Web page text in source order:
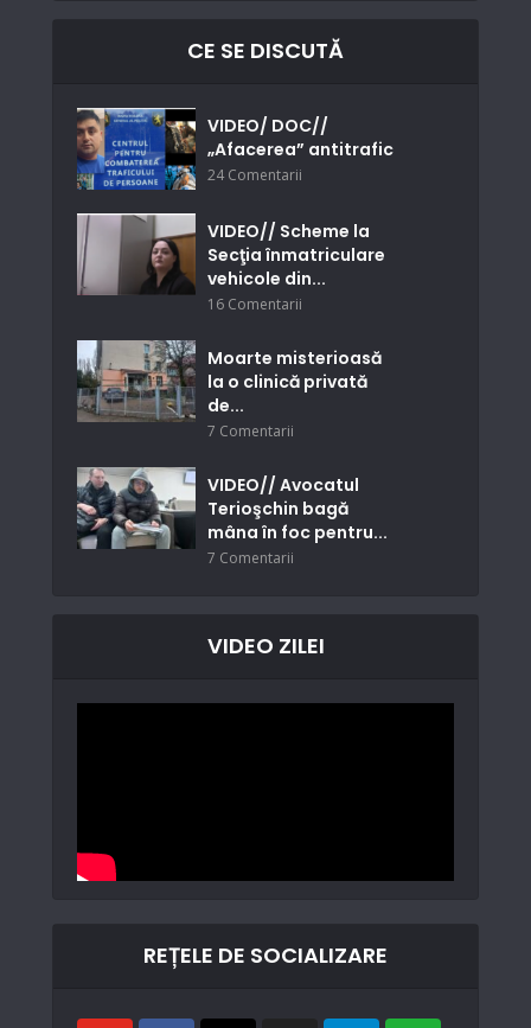
CE SE DISCUTĂ
VIDEO/ DOC//
„Afacerea” antitrafic
24 Comentarii
VIDEO// Scheme la
Secţia înmatriculare
vehicole din...
16 Comentarii
Moarte misterioasă
la o clinică privată
de...
7 Comentarii
VIDEO// Avocatul
Terioşchin bagă
mâna în foc pentru...
7 Comentarii
VIDEO ZILEI
REȚELE DE SOCIALIZARE